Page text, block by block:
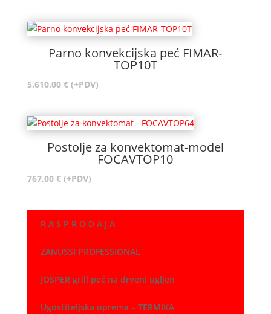
Parno konvekcijska peć FIMAR-
TOP10T
5.610,00 € (+PDV)
Postolje za konvektomat-model
FOCAVTOP10
767,00 € (+PDV)
R A S P R O D A J A
ZANUSSI PROFESSIONAL
JOSPER grill peć na drveni ugljen
Ugostiteljska oprema – TERMIKA